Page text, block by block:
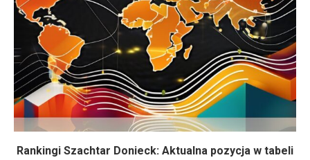
Rankingi Szachtar Donieck: Aktualna pozycja w tabeli